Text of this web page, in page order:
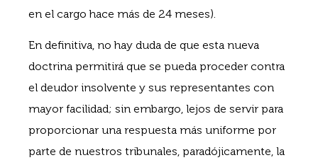
en el cargo hace más de 24 meses).
En definitiva, no hay duda de que esta nueva
doctrina permitirá que se pueda proceder contra
el deudor insolvente y sus representantes con
mayor facilidad; sin embargo, lejos de servir para
proporcionar una respuesta más uniforme por
parte de nuestros tribunales, paradójicamente, la